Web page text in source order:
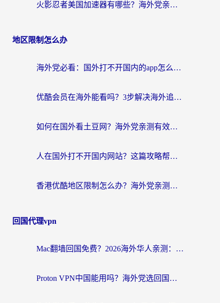
火影忍者美国加速器有哪些？海外党亲测的国服游戏加速全攻略（含菲律宾玩三国之刃守望黎明技巧）
地区限制怎么办
海外党必看：国外打不开国内的app怎么办？3步解决你的乡愁
优酷会员在海外能看吗？3步解决海外追剧难题，附实测好用加速器推荐
如何在国外看土豆网？海外党亲测有效的追剧加速器选择指南
人在国外打不开国内网站？这篇攻略帮你无缝解锁国内资源（附交管12123使用技巧）
香港优酷地区限制怎么办？海外党亲测有效的追剧解决方案
回国代理vpn
Mac翻墙回国免费？2026海外华人亲测：从CCTV5直播到国内APP，这样选加速器才靠谱
Proton VPN中国能用吗？海外党选回国加速器的避坑指南（附番茄加速器实测）